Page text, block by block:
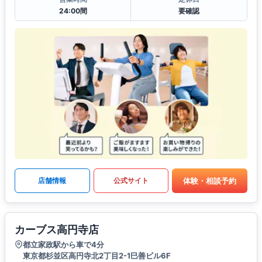
24:00間
要確認
店舗情報 公式サイト 体験・相談予約
カーブス高円寺店
都立家政駅から車で4分
東京都杉並区高円寺北2丁目2-1巳善ビル6F